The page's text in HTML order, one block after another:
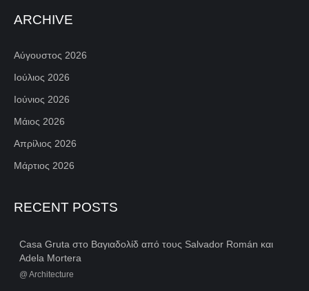
ARCHIVE
Αύγουστος 2026
Ιούλιος 2026
Ιούνιος 2026
Μάιος 2026
Απρίλιος 2026
Μάρτιος 2026
RECENT POSTS
Casa Gruta στο Βαγιαδολίδ από τους Salvador Román και
Adela Mortera
@ Architecture